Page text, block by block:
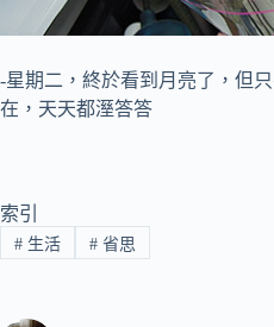
-星期二，終於看到月亮了，但
在，天天都溼答答
索引
#生活 #省思